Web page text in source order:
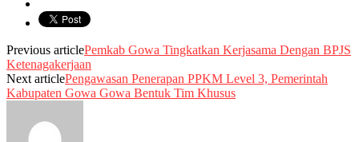
Previous articlePemkab Gowa Tingkatkan Kerjasama Dengan BPJS
Ketenagakerjaan
Next articlePengawasan Penerapan PPKM Level 3, Pemerintah
Kabupaten Gowa Gowa Bentuk Tim Khusus